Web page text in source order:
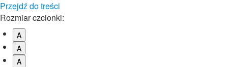
Przejdź do treści
Rozmiar czcionki:
A
A
A